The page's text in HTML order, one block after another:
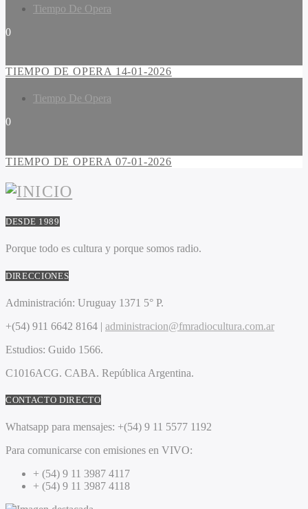
Tiempo De Opera
0
TIEMPO DE OPERA 14-01-2026
Tiempo De Opera
0
TIEMPO DE OPERA 07-01-2026
DESDE 1989
Porque todo es cultura y porque somos radio.
DIRECCIONES
Administración: Uruguay 1371 5° P.
+(54) 911 6642 8164 | administracion@fmradiocultura.com.ar
Estudios: Guido 1566.
C1016ACG. CABA. República Argentina.
CONTACTO DIRECTO
Whatsapp para mensajes: +(54) 9 11 5577 1192
Para comunicarse con emisiones en VIVO:
+ (54) 9 11 3987 4117
+ (54) 9 11 3987 4118